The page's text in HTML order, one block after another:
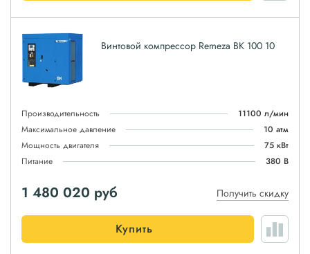
Винтовой компрессор Remeza ВК 100 10
Производительность
11100 л/мин
Максимальное давление
10 атм
Мощность двигателя
75 кВт
Питание
380 В
1 480 020 руб Получить скидку
Купить